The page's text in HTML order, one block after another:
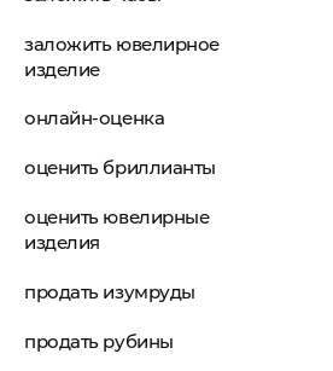
заложить ювелирное
изделие
онлайн-оценка
оценить бриллианты
оценить ювелирные
изделия
продать изумруды
продать рубины